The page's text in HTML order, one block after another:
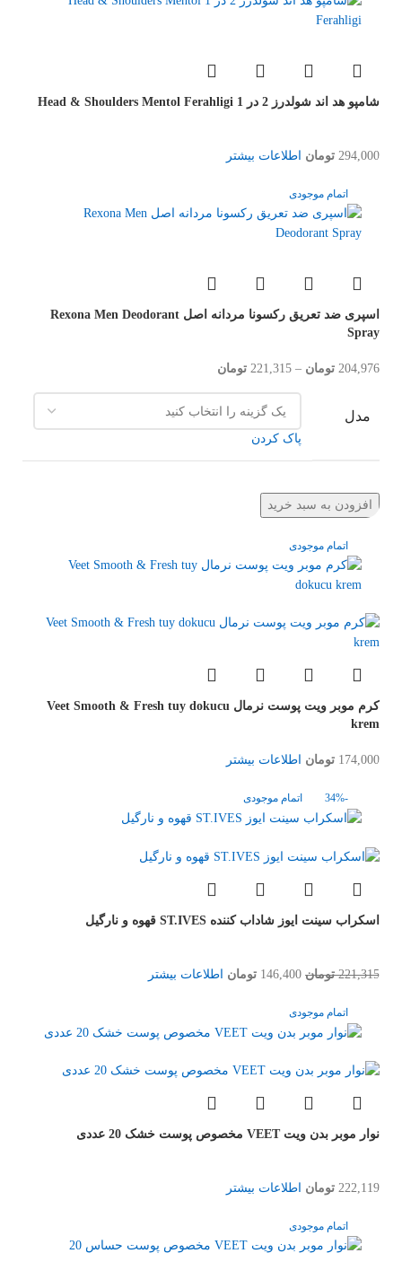
شامپو هد اند شولدرز 2 در 1 Head & Shoulders Mentol Ferahligi
294,000 تومان اطلاعات بیشتر
اتمام موجودی
اسپری ضد تعریق رکسونا مردانه اصل Rexona Men Deodorant
Spray
204,976 تومان –
221,315 تومان
مدل
پاک کردن
افزودن به سبد خرید
اتمام موجودی
کرم موبر ویت پوست نرمال Veet Smooth & Fresh tuy dokucu
krem
174,000 تومان اطلاعات بیشتر
-34% اتمام موجودی
اسکراب سینت ایوز شاداب کننده ST.IVES قهوه و نارگیل
221,315 تومان 146,400 تومان اطلاعات بیشتر
اتمام موجودی
نوار موبر بدن ویت VEET مخصوص پوست خشک 20 عددی
222,119 تومان اطلاعات بیشتر
اتمام موجودی